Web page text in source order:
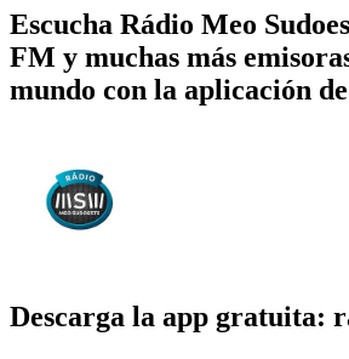
Escucha Rádio Meo
FM y muchas más
mundo con la aplicación
Descarga la app gratuita: